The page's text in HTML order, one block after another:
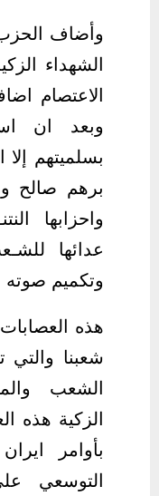
وأضاف
الشهداء
الاعتصام
وبعد ان
بسلميتهم إلا
برهم صالح
واحزابها
عدائها
وتكميم صوته
هذه
شعبنا والتي
الشعب
الزكية هذه
بأوامر
التوسعي